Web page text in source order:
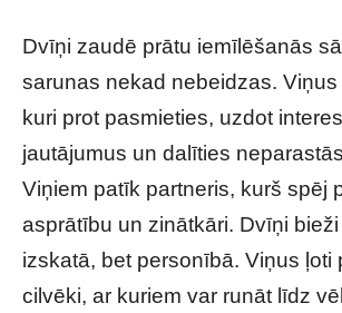
Dvīņi zaudē prātu iemīlēšanās
sarunas nekad nebeidzas.
kuri prot pasmieties, uzdot
jautājumus un dalīties
Viņiem patīk partneris, kurš spēj
asprātību un zinātkāri. Dvīņi
izskatā, bet personībā. Viņus ļoti
cilvēki, ar kuriem var runāt līdz